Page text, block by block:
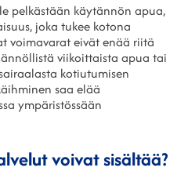
pelkästään käytännön apua,
joka tukee kotona
voimavarat eivät enää riitä
viikoittaista apua tai
kotiutumisen
saa elää
ympäristössään
voivat sisältää?